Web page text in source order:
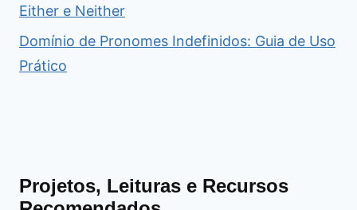
Either e Neither
Domínio de Pronomes Indefinidos: Guia de Uso
Prático
Projetos, Leituras e Recursos